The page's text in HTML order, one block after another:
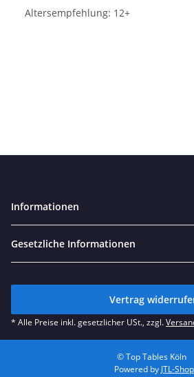
Altersempfehlung: 12+
Informationen
Gesetzliche Informationen
Vertrag
* Alle Preise inkl. gesetzlicher USt., zzgl.
© Top Tables Köln
Powered by JTL-Shop